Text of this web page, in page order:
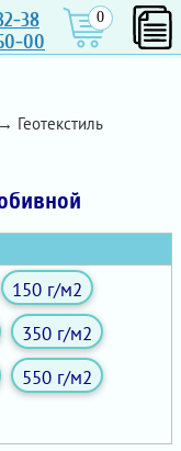
38
00
0
→ Геотекстиль
150 г/м2
350 г/м2
550 г/м2